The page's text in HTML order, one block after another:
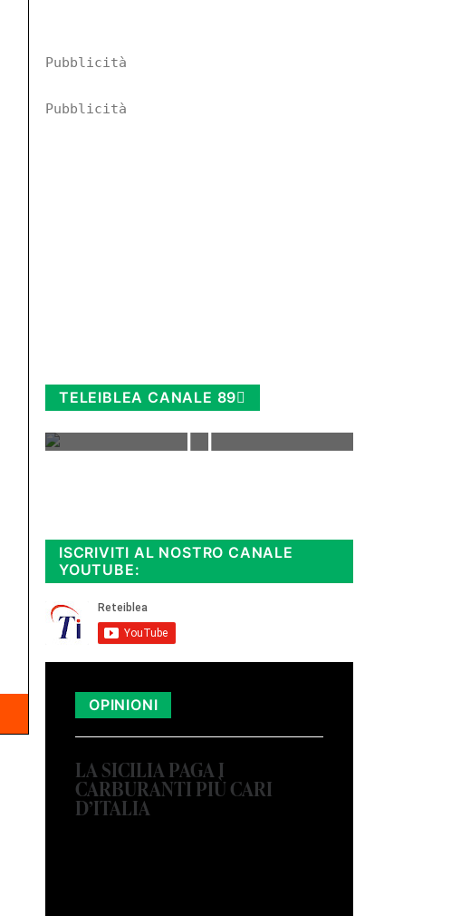
Pubblicità
Pubblicità
TELEIBLEA CANALE 89
ISCRIVITI AL NOSTRO CANALE
YOUTUBE:
OPINIONI
LA SICILIA PAGA I
CARBURANTI PIÙ CARI
D’ITALIA